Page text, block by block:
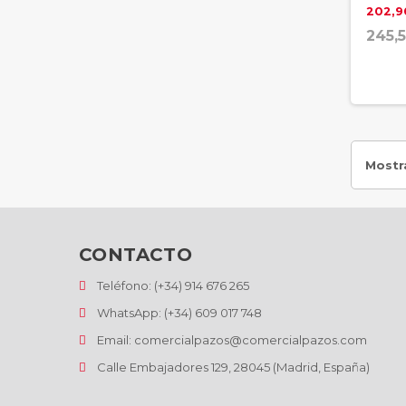
CONTACTO
Teléfono: (+34) 914 676 265
WhatsApp: (+34) 609 017 748
Email: comercialpazos@comercialpazos.com
Calle Embajadores 129, 28045 (Madrid, España)